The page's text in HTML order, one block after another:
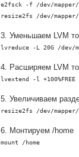
e2fsck -f /dev/mapper/
resize2fs /dev/mapper/
3. Уменьшаем LVM
lvreduce -L 20G /dev/
4. Расширяем LVM
lvextend -l
5. Увеличиваем
resize2fs /dev/
6. Монтируем /home
mount /home